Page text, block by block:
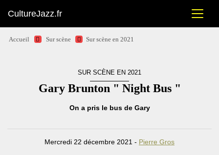
CultureJazz.fr
Accueil Sur scène Sur scène en 2021
SUR SCÈNE EN 2021
Gary Brunton " Night Bus "
On a pris le bus de Gary
Mercredi 22 décembre 2021 - Pierre Gros